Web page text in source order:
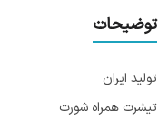
توضیحات
تولید ایران
تیشرت همراه شورت